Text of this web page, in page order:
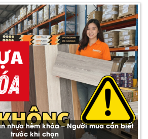
nhựa hèm khóa – Người mua cần biết
trước khi chọn